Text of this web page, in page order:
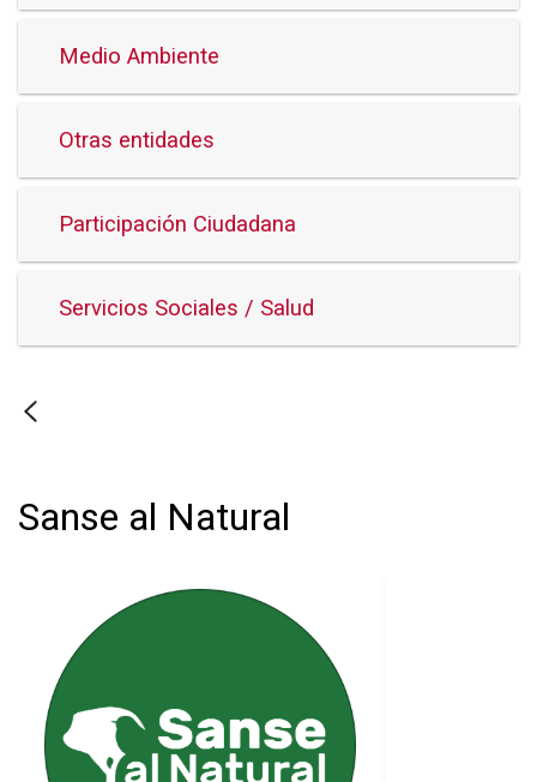
Medio Ambiente
Otras entidades
Participación Ciudadana
Servicios Sociales / Salud
Sanse al Natural